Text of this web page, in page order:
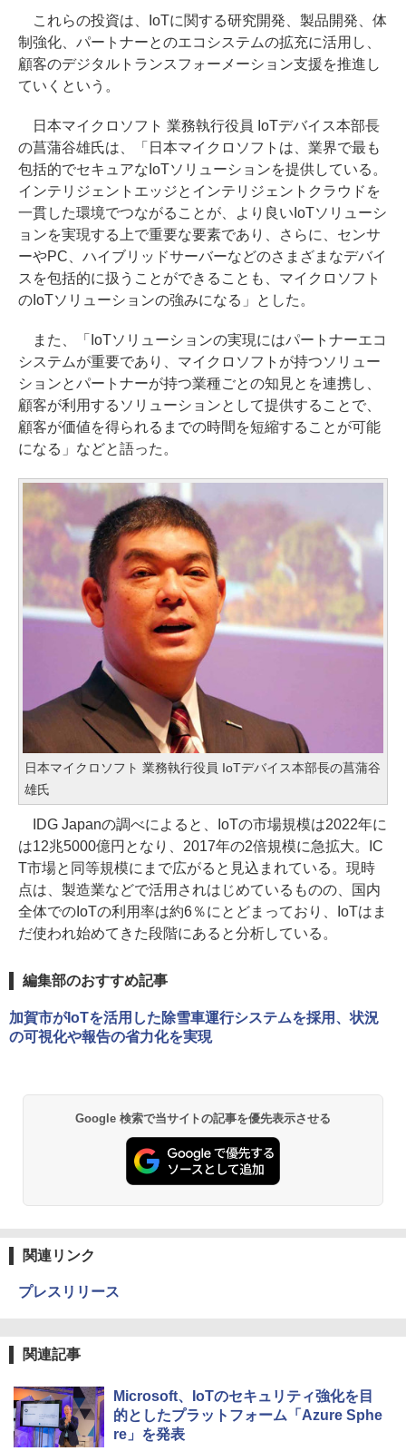
これらの投資は、IoTに関する研究開発、製品開発、体
制強化、パートナーとのエコシステムの拡充に活用し、
顧客のデジタルトランスフォーメーション支援を推進し
ていくという。
日本マイクロソフト 業務執行役員 IoTデバイス本部長
の菖蒲谷雄氏は、「日本マイクロソフトは、業界で最も
包括的でセキュアなIoTソリューションを提供している。
インテリジェントエッジとインテリジェントクラウドを
一貫した環境でつながることが、より良いIoTソリューシ
ョンを実現する上で重要な要素であり、さらに、センサ
ーやPC、ハイブリッドサーバーなどのさまざまなデバイ
スを包括的に扱うことができることも、マイクロソフト
のIoTソリューションの強みになる」とした。
また、「IoTソリューションの実現にはパートナーエコ
システムが重要であり、マイクロソフトが持つソリュー
ションとパートナーが持つ業種ごとの知見とを連携し、
顧客が利用するソリューションとして提供することで、
顧客が価値を得られるまでの時間を短縮することが可能
になる」などと語った。
日本マイクロソフト 業務執行役員 IoTデバイス本部長の菖蒲谷
雄氏
IDG Japanの調べによると、IoTの市場規模は2022年に
は12兆5000億円となり、2017年の2倍規模に急拡大。IC
T市場と同等規模にまで広がると見込まれている。現時
点は、製造業などで活用されはじめているものの、国内
全体でのIoTの利用率は約6％にとどまっており、IoTはま
だ使われ始めてきた段階にあると分析している。
編集部のおすすめ記事
加賀市がIoTを活用した除雪車運行システムを採用、状況
の可視化や報告の省力化を実現
Google 検索で当サイトの記事を優先表示させる
関連リンク
プレスリリース
関連記事
Microsoft、IoTのセキュリティ強化を目
的としたプラットフォーム「Azure Sphe
re」を発表